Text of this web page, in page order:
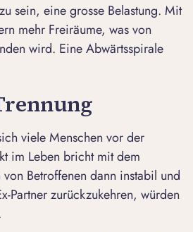
sein, eine grosse Belastung. Mit
mehr Freiräume, was von
wird. Eine Abwärtsspirale
viele Menschen vor der
im Leben bricht mit dem
Betroffenen dann instabil und
Partner zurückzukehren, würden